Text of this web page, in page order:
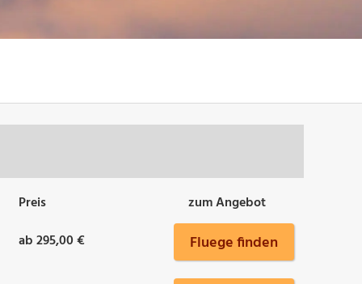
Preis
zum Angebot
ab 295,00 €
Fluege finden